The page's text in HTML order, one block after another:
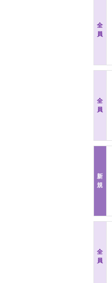
全
員
全
員
新
規
全
員